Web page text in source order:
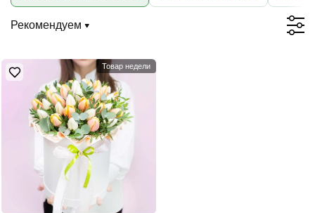
Рекомендуем
Товар недели